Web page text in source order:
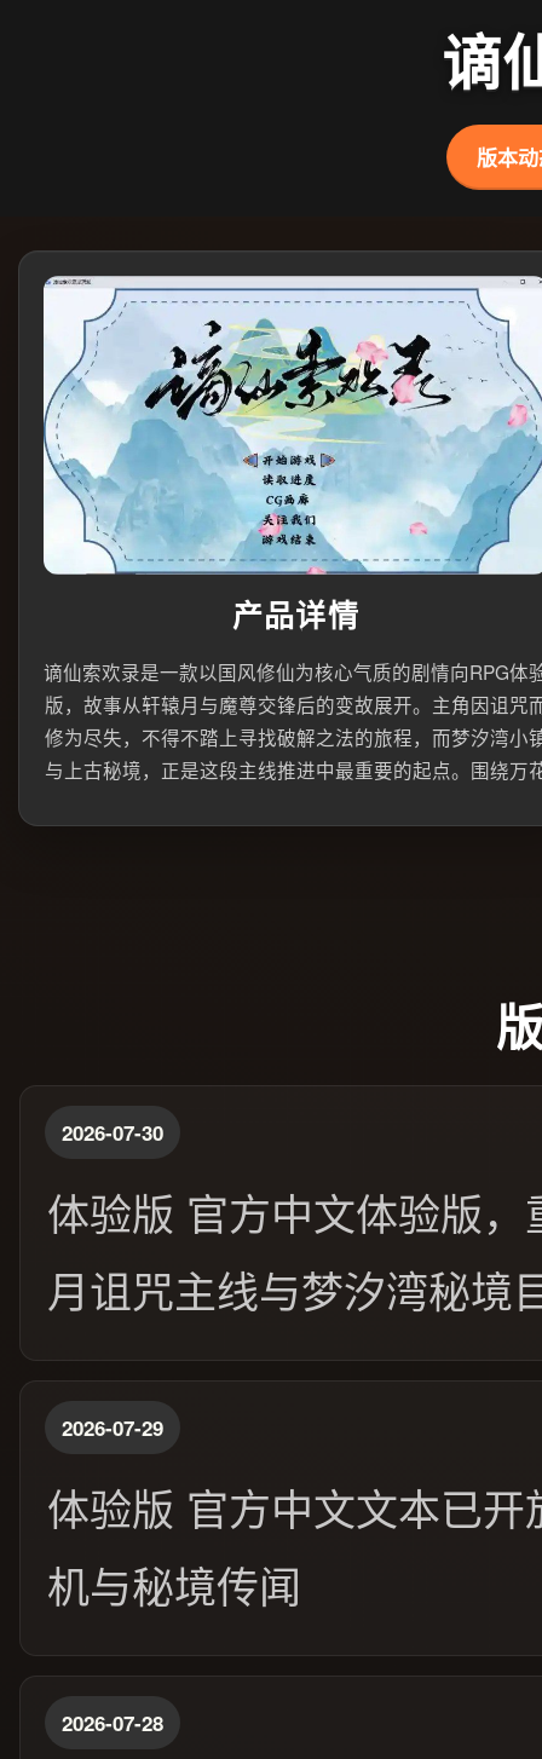
谪
版本
产品详情
谪仙索欢录是一款以国风修仙为核心气质的剧情向RPG体
版，故事从轩辕月与魔尊交锋后的变故展开。主角因诅咒
修为尽失，不得不踏上寻找破解之法的旅程，而梦汐湾小
与上古秘境，正是这段主线推进中最重要的起点。围绕万
的互动，游戏逐步建立起带有悬念感的仙侠叙事氛围。
背景和人物动机更容易理解，也让整个流程更偏向沉浸式
2026-07-30
体验版 官方中文体验版
月诅咒主线与梦汐湾秘境
2026-07-29
体验版 官方中文文本已
机与秘境传闻
2026-07-28